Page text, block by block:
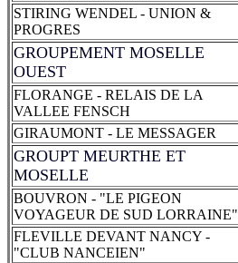
STIRING WENDEL - UNION &
PROGRES
GROUPEMENT MOSELLE
OUEST
FLORANGE - RELAIS DE LA
VALLEE FENSCH
GIRAUMONT - LE MESSAGER
GROUPT MEURTHE ET
MOSELLE
BOUVRON - "LE PIGEON
VOYAGEUR DE SUD LORRAINE"
FLEVILLE DEVANT NANCY -
"CLUB NANCEIEN"